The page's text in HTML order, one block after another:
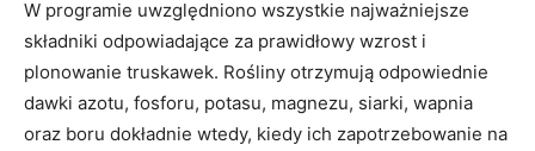
W programie uwzględniono wszystkie najważniejsze
składniki odpowiadające za prawidłowy wzrost i
plonowanie truskawek. Rośliny otrzymują odpowiednie
dawki azotu, fosforu, potasu, magnezu, siarki, wapnia
oraz boru dokładnie wtedy, kiedy ich zapotrzebowanie na